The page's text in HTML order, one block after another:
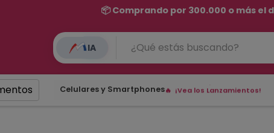
📦 Comprando por 300.000 o más el
💳 ¡HASTA 24 CUOTAS SIN
IA
Celulares y Smartphones
¡Vea los Lanzamientos!